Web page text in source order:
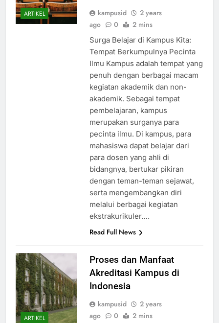
ARTIKEL kampusid
2 years
ago
0 2 mins
Surga Belajar di Kampus Kita:
Tempat Berkumpulnya Pecinta
Ilmu Kampus adalah tempat yang
penuh dengan berbagai macam
kegiatan akademik dan non-
akademik. Sebagai tempat
pembelajaran, kampus
merupakan surganya para
pecinta ilmu. Di kampus, para
mahasiswa dapat belajar dari
para dosen yang ahli di
bidangnya, bertukar pikiran
dengan teman-teman sejawat,
serta mengembangkan diri
melalui berbagai kegiatan
ekstrakurikuler….
Read Full News
ARTIKEL
Proses dan Manfaat
Akreditasi Kampus di
Indonesia
kampusid
2 years
ago
0 2 mins